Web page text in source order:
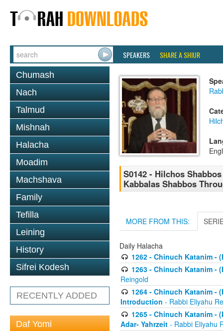
SPEAKERS SHARE A SHIUR
Chumash
Nach
Talmud
Mishnah
Halacha
Moadim
Machshava
Family
Tefilla
Leining
History
Sifrei Kodesh
RECENTLY ADDED
Daf Yomi
S0142 - Hilchos
Kabbalas Shabbos
MORE FROM THIS:
Daily Halacha
1262 - Chinuch Katanim -
1263 - Chinuch Katanim -
Reingold
1264 - Chinuch Katanim -
Introduction - Rabbi Eliyahu
1265 - Chinuch Katanim -
Adar- Yahrzeit - Rabbi Eliyahu